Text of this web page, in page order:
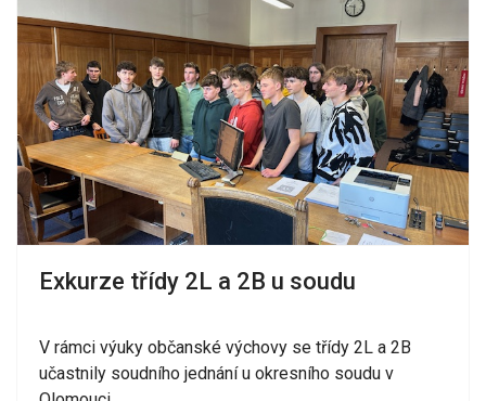
Exkurze třídy 2L a 2B u soudu
V rámci výuky občanské výchovy se třídy 2L a 2B
učastnily soudního jednání u okresního soudu v